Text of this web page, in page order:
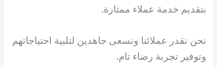
بتقديم خدمة عملاء ممتازة.
نحن نقدر عملائنا ونسعى جاهدين لتلبية احتياجاتهم
وتوفير تجربة رضاء تام.